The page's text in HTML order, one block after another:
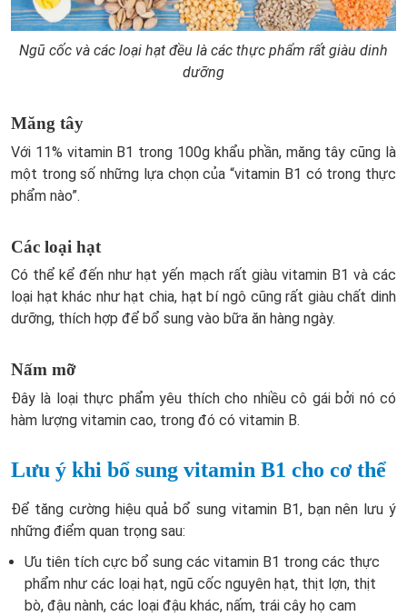
Ngũ cốc và các loại hạt đều là các thực phẩm rất giàu dinh
dưỡng
Măng tây
Với 11% vitamin B1 trong 100g khẩu phần, măng tây cũng là
một trong số những lựa chọn của “vitamin B1 có trong thực
phẩm nào”.
Các loại hạt
Có thể kể đến như hạt yến mạch rất giàu vitamin B1 và các
loại hạt khác như hạt chia, hạt bí ngô cũng rất giàu chất dinh
dưỡng, thích hợp để bổ sung vào bữa ăn hàng ngày.
Nấm mỡ
Đây là loại thực phẩm yêu thích cho nhiều cô gái bởi nó có
hàm lượng vitamin cao, trong đó có vitamin B.
Lưu ý khi bổ sung vitamin B1 cho cơ thể
Để tăng cường hiệu quả bổ sung vitamin B1, bạn nên lưu ý
những điểm quan trọng sau:
Ưu tiên tích cực bổ sung các vitamin B1 trong các thực
phẩm như các loại hạt, ngũ cốc nguyên hạt, thịt lợn, thịt
bò, đậu nành, các loại đậu khác, nấm, trái cây họ cam